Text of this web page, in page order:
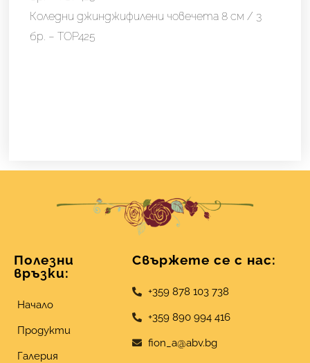
TOP425
Коледни джинджифилени човечета 8 см / 3
бр. – TOP425
Полезни
връзки:
Начало
Продукти
Галерия
Свържете се с нас:
+359 878 103 738
+359 890 994 416
fion_a@abv.bg